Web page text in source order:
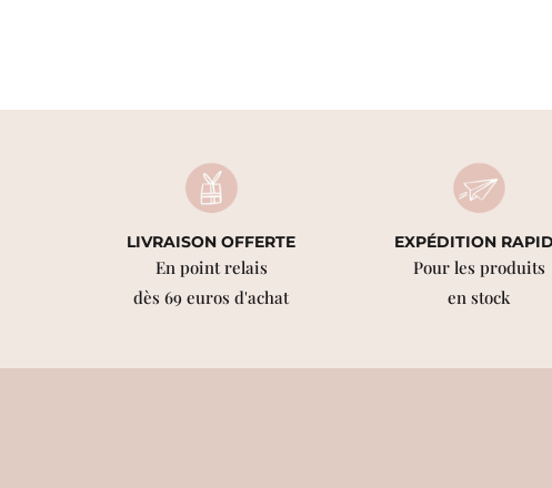
LIVRAISON OFFERTE
En point relais
dès 69 euros d'achat
EXPÉDITION
Pour les produits
en stock